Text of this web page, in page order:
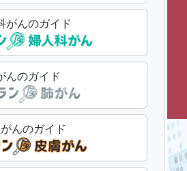
がんのガイド
んのガイド
んのガイド